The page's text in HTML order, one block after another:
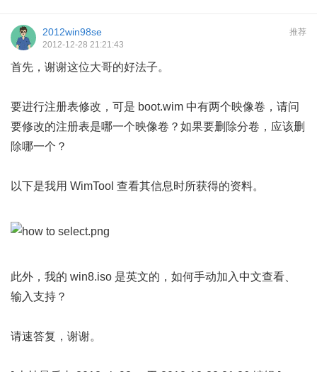
推荐
2012win98se
2012-12-28 21:21:43
首先，谢谢这位大哥的好法子。
要进行注册表修改，可是 boot.wim 中有两个映像卷，请问
要修改的注册表是哪一个映像卷？如果要删除分卷，应该删
除哪一个？
以下是我用 WimTool 查看其信息时所获得的资料。
此外，我的 win8.iso 是英文的，如何手动加入中文查看、
输入支持？
请速答复，谢谢。